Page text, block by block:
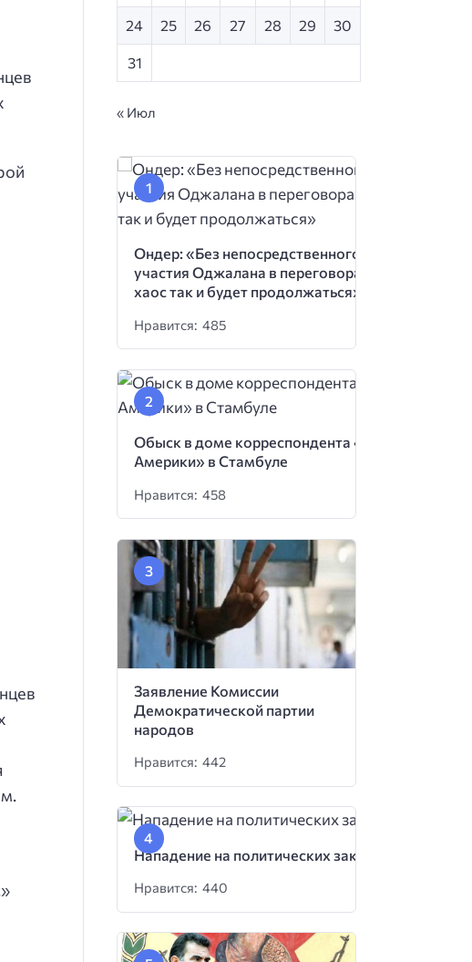
24 25 26 27 28 29 30
31
« Июл
Ондер: «Без непосредственного
участия Оджалана в переговорах
хаос так и будет продолжаться»
Нравится: 485
Обыск в доме корреспондента «Голоса
Америки» в Стамбуле
Нравится: 458
Заявление Комиссии
Демократической партии
народов
Нравится: 442
Нападение на политических заключенных
Нравится: 440